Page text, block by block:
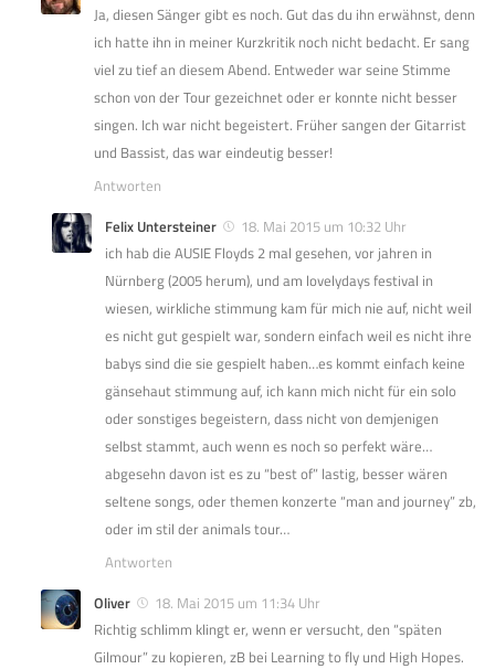
Ja, diesen Sänger gibt es noch. Gut das du ihn erwähnst, denn
ich hatte ihn in meiner Kurzkritik noch nicht bedacht. Er sang
viel zu tief an diesem Abend. Entweder war seine Stimme
schon von der Tour gezeichnet oder er konnte nicht besser
singen. Ich war nicht begeistert. Früher sangen der Gitarrist
und Bassist, das war eindeutig besser!
Antworten
Felix Untersteiner
18. Mai 2015 um 10:32 Uhr
ich hab die AUSIE Floyds 2 mal gesehen, vor jahren in
Nürnberg (2005 herum), und am lovelydays festival in
wiesen, wirkliche stimmung kam für mich nie auf, nicht weil
es nicht gut gespielt war, sondern einfach weil es nicht ihre
babys sind die sie gespielt haben…es kommt einfach keine
gänsehaut stimmung auf, ich kann mich nicht für ein solo
oder sonstiges begeistern, dass nicht von demjenigen
selbst stammt, auch wenn es noch so perfekt wäre…
abgesehn davon ist es zu “best of” lastig, besser wären
seltene songs, oder themen konzerte “man and journey” zb,
oder im stil der animals tour…
Antworten
Oliver
18. Mai 2015 um 11:34 Uhr
Richtig schlimm klingt er, wenn er versucht, den “späten
Gilmour” zu kopieren, zB bei Learning to fly und High Hopes.